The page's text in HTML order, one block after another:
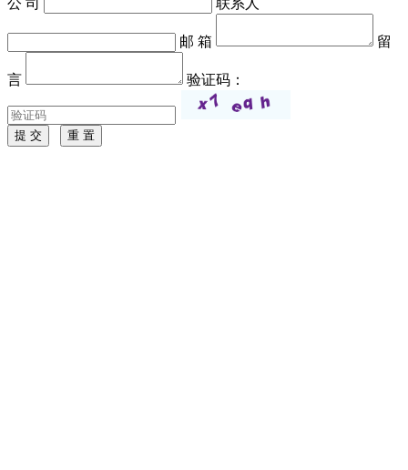
邮 箱 留
言 验证码：